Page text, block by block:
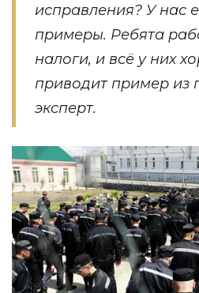
исправления? У нас
примеры. Ребята
налоги, и всё у них
приводит пример из
эксперт.